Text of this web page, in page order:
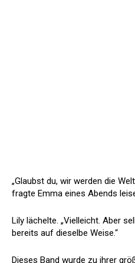
„Glaubst du, wir werden die
fragte Emma eines Abends
Lily lächelte. „Vielleicht. Aber
bereits auf dieselbe Weise.“
Dieses Band wurde zu ihrer